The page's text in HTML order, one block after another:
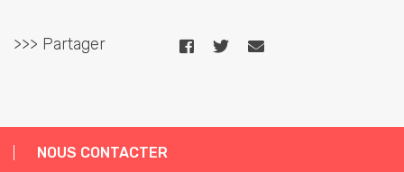
>>> Partager
NOUS CONTACTER